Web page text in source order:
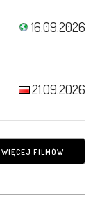
16.09.2026
21.09.2026
WIĘCEJ FILMÓW